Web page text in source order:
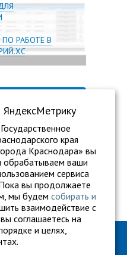
РАБОТЕ В
Краснодара"
Карасунская, 110
края
Краснодара» вы
обрабатываем ваши
сервиса
вы продолжаете
мы будем собирать и
взаимодействие с
соглашаетесь на
и целях,